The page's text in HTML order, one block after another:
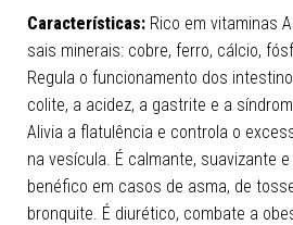
Características: Rico em vitaminas
sais minerais: cobre, ferro, cálcio,
Regula o funcionamento dos
colite, a acidez, a gastrite e a
Alivia a flatulência e controla o
na vesícula. É calmante, suavizante
benéfico em casos de asma, de
bronquite. É diurético, combate a